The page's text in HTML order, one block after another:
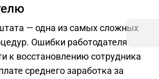
— одна из самых сложных
Ошибки работодателя
к восстановлению сотрудника
среднего заработка за